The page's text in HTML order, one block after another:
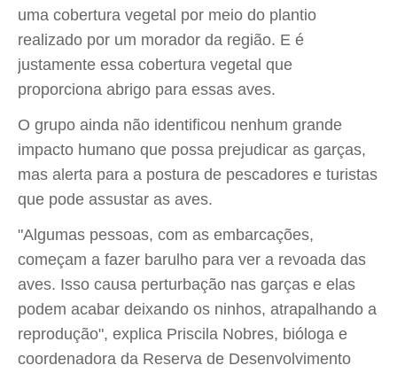
uma cobertura vegetal por meio do plantio
realizado por um morador da região. E é
justamente essa cobertura vegetal que
proporciona abrigo para essas aves.
O grupo ainda não identificou nenhum grande
impacto humano que possa prejudicar as garças,
mas alerta para a postura de pescadores e turistas
que pode assustar as aves.
"Algumas pessoas, com as embarcações,
começam a fazer barulho para ver a revoada das
aves. Isso causa perturbação nas garças e elas
podem acabar deixando os ninhos, atrapalhando a
reprodução", explica Priscila Nobres, bióloga e
coordenadora da Reserva de Desenvolvimento